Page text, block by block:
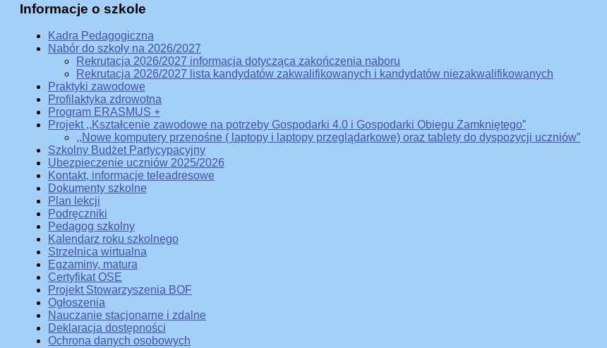
Informacje o szkole
Kadra Pedagogiczna
Nabór do szkoły na 2026/2027
Rekrutacja 2026/2027 informacja dotycząca zakończenia naboru
Rekrutacja 2026/2027 lista kandydatów zakwalifikowanych i kandydatów niezakwalifikowanych
Praktyki zawodowe
Profilaktyka zdrowotna
Program ERASMUS +
Projekt ,,Kształcenie zawodowe na potrzeby Gospodarki 4.0 i Gospodarki Obiegu Zamkniętego”
,,Nowe komputery przenośne ( laptopy i laptopy przeglądarkowe) oraz tablety do dyspozycji uczniów”
Szkolny Budżet Partycypacyjny
Ubezpieczenie uczniów 2025/2026
Kontakt, informacje teleadresowe
Dokumenty szkolne
Plan lekcji
Podręczniki
Pedagog szkolny
Kalendarz roku szkolnego
Strzelnica wirtualna
Egzaminy, matura
Certyfikat OSE
Projekt Stowarzyszenia BOF
Ogłoszenia
Nauczanie stacjonarne i zdalne
Deklaracja dostępności
Ochrona danych osobowych